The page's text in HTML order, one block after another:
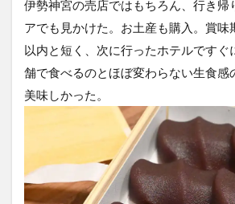
伊勢神宮の売店ではもちろん、行き帰
アでも見かけた。お土産も購入。賞味
以内と短く、次に行ったホテルですぐ
舗で食べるのとほぼ変わらない生食感
美味しかった。